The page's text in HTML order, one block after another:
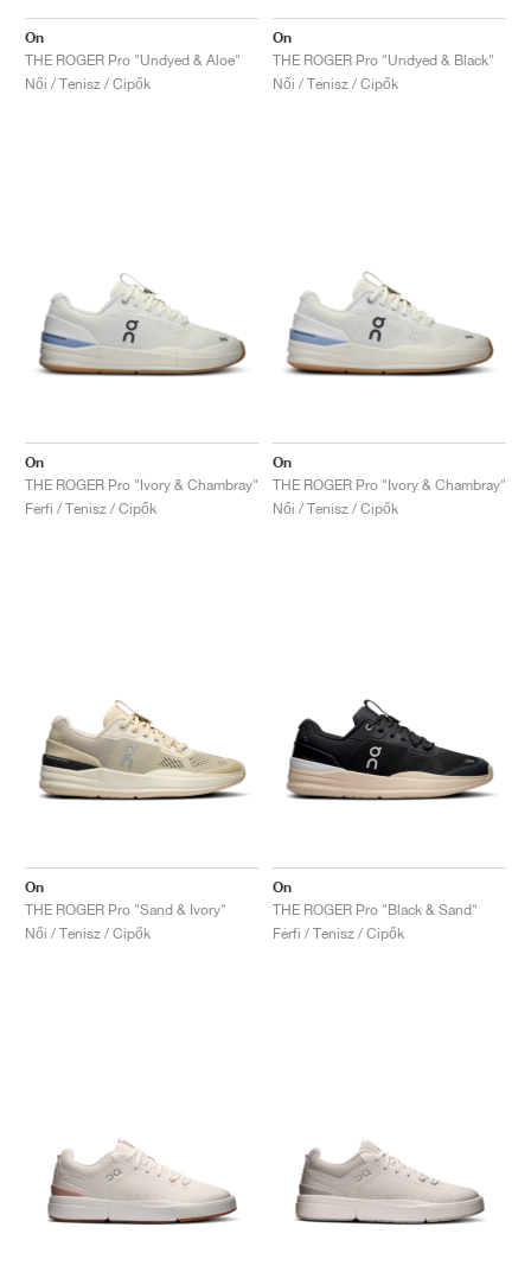
On
THE ROGER Pro "Undyed & Aloe"
Női / Tenisz / Cipők
On
THE ROGER Pro "Undyed & Black"
Női / Tenisz / Cipők
On
THE ROGER Pro "Ivory & Chambray"
Férfi / Tenisz / Cipők
On
THE ROGER Pro "Ivory & Chambray"
Női / Tenisz / Cipők
On
THE ROGER Pro "Sand & Ivory"
Női / Tenisz / Cipők
On
THE ROGER Pro "Black & Sand"
Férfi / Tenisz / Cipők